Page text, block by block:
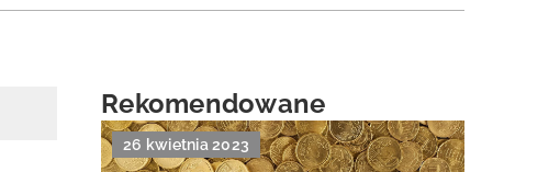
Rekomendowane
26 kwietnia 2023